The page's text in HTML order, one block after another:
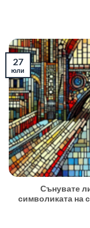
Сънувате
символиката на
27
юли